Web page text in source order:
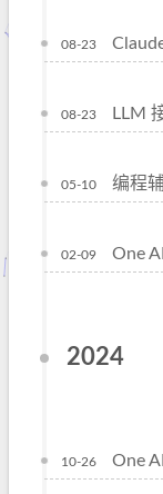
08-23
08-23 LLM
05-10 编程
02-09 One
2024
10-26 One